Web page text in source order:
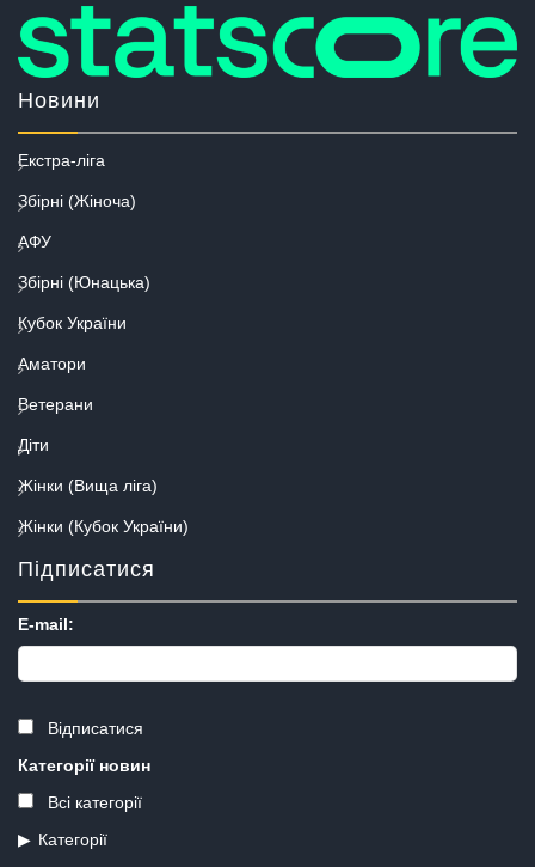
Новини
Екстра-ліга
Збірні (Жіноча)
АФУ
Збірні (Юнацька)
Кубок України
Аматори
Ветерани
Діти
Жінки (Вища ліга)
Жінки (Кубок України)
Підписатися
E-mail:
Відписатися
Категорії новин
Всі категорії
Категорії